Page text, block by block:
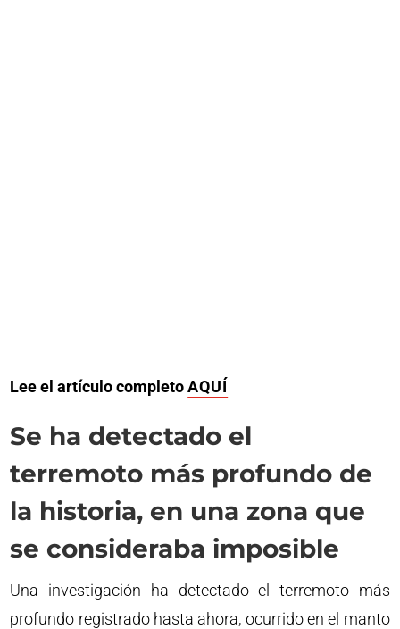
Lee el artículo completoAQUÍ
Se ha detectado el
terremoto más profundo de
la historia, en una zona que
se consideraba imposible
Una investigación ha detectado el terremoto más
profundo registrado hasta ahora, ocurrido en el manto